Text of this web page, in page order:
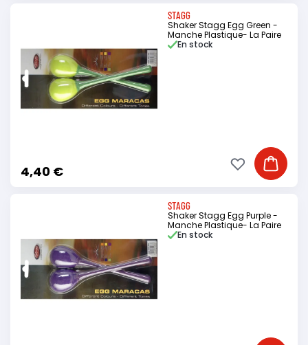
STAGG
Shaker Stagg Egg Green -
Manche Plastique- La Paire
4,40 €
En stock
Ajouter
Ajouter à ma
STAGG
Shaker Stagg Egg Purple -
Manche Plastique- La Paire
En stock